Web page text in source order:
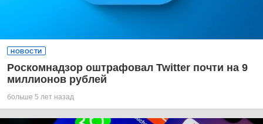
НОВОСТИ
Роскомнадзор оштрафовал Twitter почти на 9
миллионов рублей
больше 5 лет назад